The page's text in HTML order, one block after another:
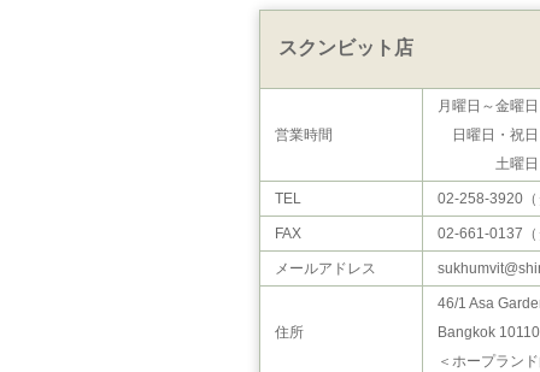
スクンビット店
営業時間
月曜日～金曜
日曜日・祝日
土曜日：
TEL 02-258-3920
FAX 02-661-0137
メールアドレス
住所
46/1 Asa
Bangkok 10110
＜ホープラン